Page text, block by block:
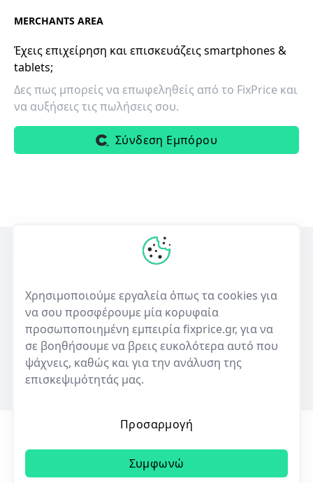
MERCHANTS AREA
Έχεις επιχείρηση και επισκευάζεις smartphones &
tablets;
Δες πως μπορείς να επωφεληθείς από το FixPrice και
να αυξήσεις τις πωλήσεις σου.
Σύνδεση Εμπόρου
ηλεκτρονικών συσκευών και πώλησης μεταχειρισμένων.
50+
Καταστήματα
10,000+
Καταχωρίσεις επισκευών
© 2023 | All rights reserved
Χρησιμοποιούμε εργαλεία όπως τα cookies για
να σου προσφέρουμε μία κορυφαία
προσωποποιημένη εμπειρία fixprice.gr, για να
σε βοηθήσουμε να βρεις ευκολότερα αυτό που
ψάχνεις, καθώς και για την ανάλυση της
επισκεψιμότητάς μας.
Προσαρμογή
Συμφωνώ